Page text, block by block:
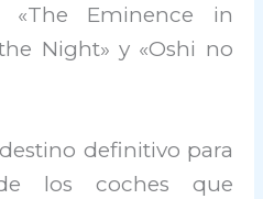
«The Eminence in
Night» y «Oshi no
definitivo para
los coches que